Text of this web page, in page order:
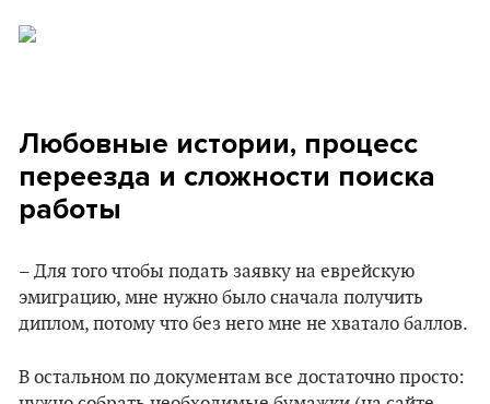
Любовные истории, процесс
переезда и сложности поиска
работы
– Для того чтобы подать заявку на еврейскую
эмиграцию, мне нужно было сначала получить
диплом, потому что без него мне не хватало баллов.
В остальном по документам все достаточно просто: